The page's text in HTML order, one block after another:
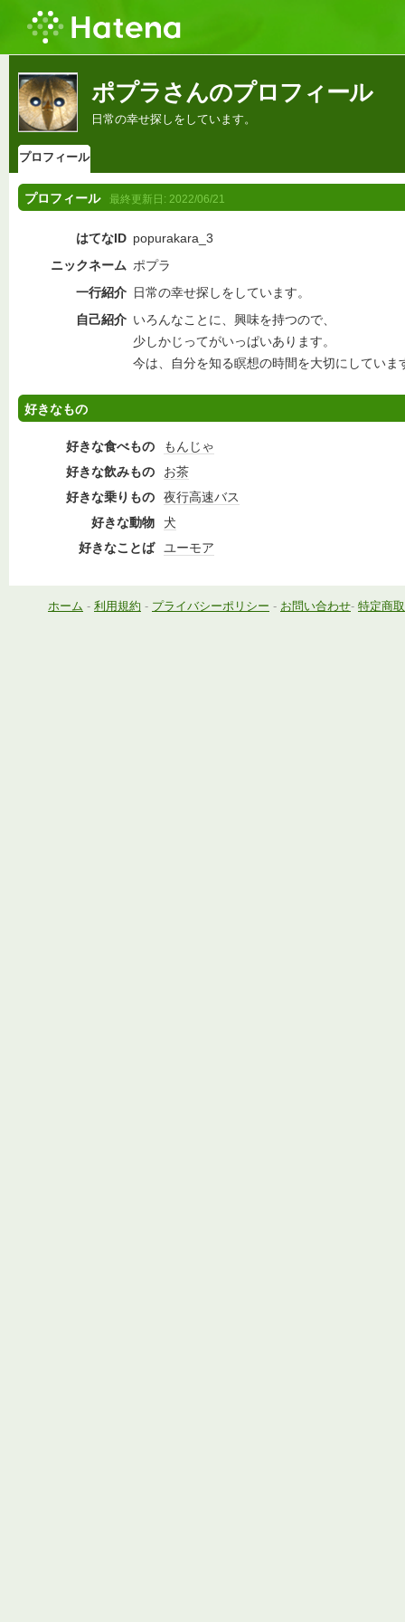
ポプラさんのプロフィール
日常の幸せ探しをしています。
プロフィール
プロフィール 最終更新日: 2022/06/21
はてなID popurakara_3
ニックネーム ポプラ
一行紹介 日常の幸せ探しをしています。
自己紹介 いろんなことに、興味を持つので、
少しかじってがいっぱいあります。
今は、自分を知る瞑想の時間を大切にしていま
好きなもの
好きな食べもの
もんじゃ
好きな飲みもの
お茶
好きな乗りもの
夜行高速バス
好きな動物
犬
好きなことば
ユーモア
ホーム - 利用規約 - プライバシーポリシー - お問い合わせ- 特定商